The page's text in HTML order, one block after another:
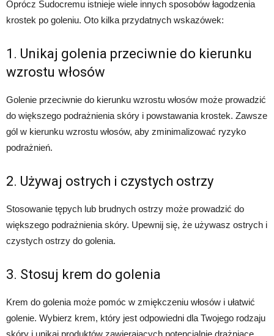
Oprócz Sudocremu istnieje wiele innych sposobów łagodzenia
krostek po goleniu. Oto kilka przydatnych wskazówek:
1. Unikaj golenia przeciwnie do kierunku
wzrostu włosów
Golenie przeciwnie do kierunku wzrostu włosów może prowadzić
do większego podrażnienia skóry i powstawania krostek. Zawsze
gól w kierunku wzrostu włosów, aby zminimalizować ryzyko
podrażnień.
2. Używaj ostrych i czystych ostrzy
Stosowanie tępych lub brudnych ostrzy może prowadzić do
większego podrażnienia skóry. Upewnij się, że używasz ostrych i
czystych ostrzy do golenia.
3. Stosuj krem do golenia
Krem do golenia może pomóc w zmiękczeniu włosów i ułatwić
golenie. Wybierz krem, który jest odpowiedni dla Twojego rodzaju
skóry i unikaj produktów zawierających potencjalnie drażniące